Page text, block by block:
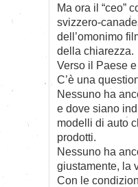
Ma ora il “ceo”
svizzero-
dell’omonimo
della chiarezza.
Verso il Paese
C’è una
Nessuno ha
e dove siano
modelli di auto
prodotti.
Nessuno ha
giustamente, la
Con le